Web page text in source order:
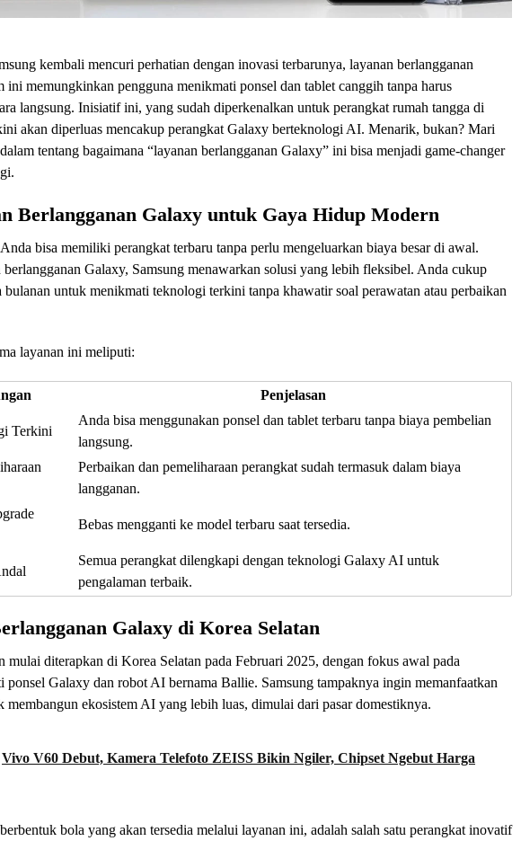
kembali mencuri perhatian dengan inovasi terbarunya, layanan berlangganan
ini memungkinkan pengguna menikmati ponsel dan tablet canggih tanpa harus
langsung. Inisiatif ini, yang sudah diperkenalkan untuk perangkat rumah tangga di
akan diperluas mencakup perangkat Galaxy berteknologi AI. Menarik, bukan? Mari
tentang bagaimana “layanan berlangganan Galaxy” ini bisa menjadi game-changer
Berlangganan Galaxy untuk Gaya Hidup Modern
bisa memiliki perangkat terbaru tanpa perlu mengeluarkan biaya besar di awal.
berlangganan Galaxy, Samsung menawarkan solusi yang lebih fleksibel. Anda cukup
bulanan untuk menikmati teknologi terkini tanpa khawatir soal perawatan atau perbaikan
layanan ini meliputi:
Penjelasan
Terkini
Anda bisa menggunakan ponsel dan tablet terbaru tanpa biaya pembelian
langsung.
Perbaikan dan pemeliharaan perangkat sudah termasuk dalam biaya
langganan.
Bebas mengganti ke model terbaru saat tersedia.
Semua perangkat dilengkapi dengan teknologi Galaxy AI untuk
pengalaman terbaik.
Galaxy di Korea Selatan
mulai diterapkan di Korea Selatan pada Februari 2025, dengan fokus awal pada
ponsel Galaxy dan robot AI bernama Ballie. Samsung tampaknya ingin memanfaatkan
membangun ekosistem AI yang lebih luas, dimulai dari pasar domestiknya.
Vivo V60 Debut, Kamera Telefoto ZEISS Bikin Ngiler, Chipset Ngebut Harga
bola yang akan tersedia melalui layanan ini, adalah salah satu perangkat inovatif